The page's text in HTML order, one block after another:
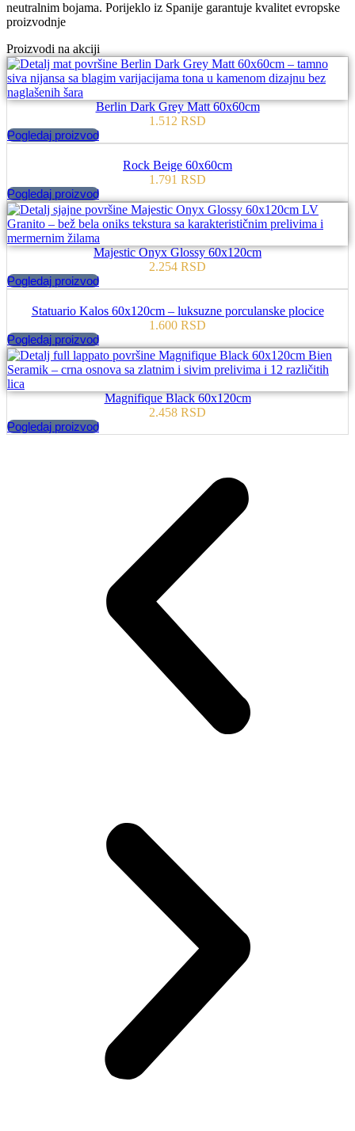
neutralnim bojama. Porijeklo iz Spanije garantuje kvalitet evropske
proizvodnje
Proizvodi na akciji
Berlin Dark Grey Matt 60x60cm
1.512 RSD
Pogledaj proizvod
Rock Beige 60x60cm
1.791 RSD
Pogledaj proizvod
Majestic Onyx Glossy 60x120cm
2.254 RSD
Pogledaj proizvod
Statuario Kalos 60x120cm – luksuzne porculanske plocice
1.600 RSD
Pogledaj proizvod
Magnifique Black 60x120cm
2.458 RSD
Pogledaj proizvod